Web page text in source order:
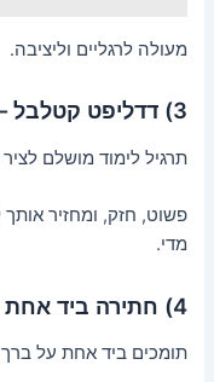
מעולה לרגליים וליציבה.
3) דדליפט קטלבל – בסיס חזק לכל השאר
תרגיל לימוד מושלם לציר
פשוט, חזק, ומחזיר
מדי.
4) חתירה ביד אחת – הגב שיגיד תודה
תומכים ביד אחת על